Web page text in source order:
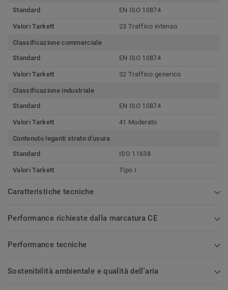
Standard
EN ISO 10874
Valori Tarkett 23 Traffico intenso
Classificazione commerciale
Standard
EN ISO 10874
Valori Tarkett 32 Traffico generico
Classificazione industriale
Standard
EN ISO 10874
Valori Tarkett 41 Moderato
Contenuto leganti strato d'usura
Standard
ISO 11638
Valori Tarkett Tipo I
Caratteristiche tecniche
Performance richieste dalla marcatura CE
Performance tecniche
Sostenibilità ambientale e qualità dell'aria